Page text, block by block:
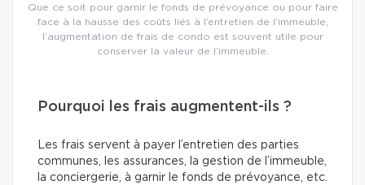
Que ce soit pour garnir le fonds de prévoyance ou pour faire
face à la hausse des coûts liés à l’entretien de l’immeuble,
l’augmentation de frais de condo est souvent utile pour
conserver la valeur de l’immeuble.
Pourquoi les frais augmentent-ils ?
Les frais servent à payer l’entretien des parties
communes, les assurances, la gestion de l’immeuble,
la conciergerie, à garnir le fonds de prévoyance, etc.